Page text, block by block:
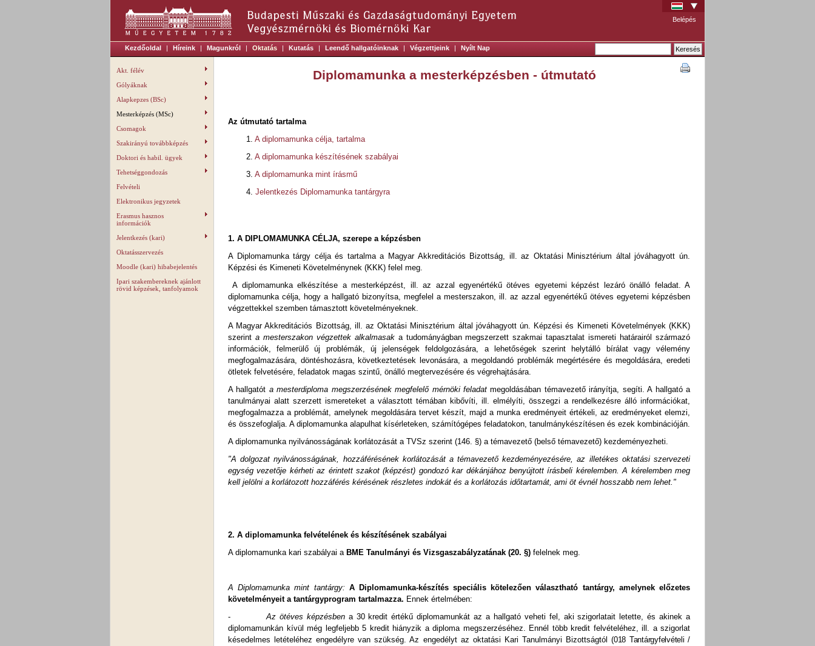
Belépés
Kezdőoldal | Híreink | Magunkról | Oktatás | Kutatás | Leendő hallgatóinknak | Végzettjeink | Nyílt Nap
Akt. félév
Gólyáknak
Alapkepzes (BSc)
Mesterképzés (MSc)
Csomagok
Szakirányú továbbképzés
Doktori és habil. ügyek
Tehetséggondozás
Felvételi
Elektronikus jegyzetek
Erasmus hasznos
információk
Jelentkezés (kari)
Oktatásszervezés
Moodle (kari) hibabejelentés
Ipari szakembereknek ajánlott
rövid képzések, tanfolyamok
Diplomamunka a mesterképzésben - útmutató
Az útmutató tartalma
1. A diplomamunka célja, tartalma
2. A diplomamunka készítésének szabályai
3. A diplomamunka mint írásmű
4. Jelentkezés Diplomamunka tantárgyra
1. A DIPLOMAMUNKA CÉLJA, szerepe a képzésben
A Diplomamunka tárgy célja és tartalma a Magyar Akkreditációs Bizottság, ill. az Oktatási Minisztérium által jóváhagyott ún.
Képzési és Kimeneti Követelménynek (KKK) felel meg.
A diplomamunka elkészítése a mesterképzést, ill. az azzal egyenértékű ötéves egyetemi képzést lezáró önálló feladat. A
diplomamunka célja, hogy a hallgató bizonyítsa, megfelel a mesterszakon, ill. az azzal egyenértékű ötéves egyetemi képzésben
végzettekkel szemben támasztott követelményeknek.
A Magyar Akkreditációs Bizottság, ill. az Oktatási Minisztérium által jóváhagyott ún. Képzési és Kimeneti Követelmények (KKK)
szerint a mesterszakon végzettek alkalmasaka tudományágban megszerzett szakmai tapasztalat ismereti határairól származó
információk, felmerülő új problémák, új jelenségek feldolgozására, a lehetőségek szerint helytálló bírálat vagy vélemény
megfogalmazására, döntéshozásra, következtetések levonására, a megoldandó problémák megértésére és megoldására, eredeti
ötletek felvetésére, feladatok magas szintű, önálló megtervezésére és végrehajtására.
A hallgatót a mesterdiploma megszerzésének megfelelő mérnöki feladat megoldásában témavezető irányítja, segíti. A hallgató a
tanulmányai alatt szerzett ismereteket a választott témában kibővíti, ill. elmélyíti, összegzi a rendelkezésre álló információkat,
megfogalmazza a problémát, amelynek megoldására tervet készít, majd a munka eredményeit értékeli, az eredményeket elemzi,
és összefoglalja. A diplomamunka alapulhat kísérleteken, számítógépes feladatokon, tanulmánykészítésen és ezek kombinációján.
A diplomamunka nyilvánosságának korlátozását a TVSz szerint (146. §) a témavezető (belső témavezető) kezdeményezheti.
"A dolgozat nyilvánosságának, hozzáférésének korlátozását a témavezető kezdeményezésére, az illetékes oktatási szervezeti
egység vezetője kérheti az érintett szakot (képzést) gondozó kar dékánjához benyújtott írásbeli kérelemben. A kérelemben meg
kell jelölni a korlátozott hozzáférés kérésének részletes indokát és a korlátozás időtartamát, ami öt évnél hosszabb nem lehet."
2. A diplomamunka felvételének és készítésének szabályai
A diplomamunka kari szabályai a BME Tanulmányi és Vizsgaszabályzatának (20. §) felelnek meg.
A Diplomamunka mint tantárgy: A Diplomamunka-készítés speciális kötelezően választható tantárgy, amelynek előzetes
követelményeit a tantárgyprogram tartalmazza. Ennek értelmében:
-Az ötéves képzésbena 30 kredit értékű diplomamunkát az a hallgató veheti fel, aki szigorlatait letette, és akinek a
diplomamunkán kívül még legfeljebb 5 kredit hiányzik a diploma megszerzéséhez. Ennél több kredit felvételéhez, ill. a szigorlat
késedelmes letételéhez engedélyre van szükség. Az engedélyt az oktatási Kari Tanulmányi Bizottságtól(018 Tantárgyfelvételi /